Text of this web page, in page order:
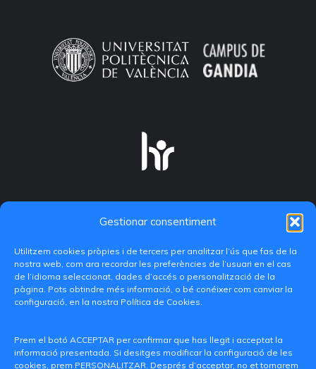
Gestionar consentiment
Utilitzem cookies pròpies i de tercers per analitzar l’ús que fas de la
nostra web, com ara recordar les preferències de l’usuari en el cas
de l’idioma seleccionat, dades d’accés o personalització de la
pàgina. Pots obtindre més informació, o bé conéixer com canviar la
configuració, en la nostra Política de Cookies.
Prem el botó ACCEPTAR per confirmar que has llegit i acceptat la
informació presentada. Si desitges modificar la configuració de les
cookies, prem PERSONALITZAR. Després d’acceptar, no et tornarem
C/ Paranimf, 1 - 46730 Grau de Gandia
+34 962849333